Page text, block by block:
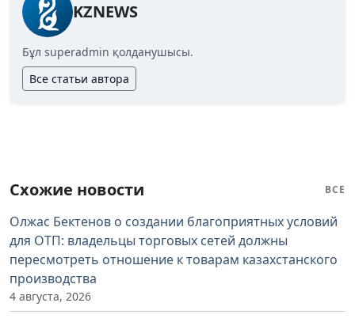
KZNEWS
Бұл superadmin қолданушысы.
Все статьи автора
Схожие новости ВСЕ
Олжас Бектенов о создании благоприятных условий
для ОТП: владельцы торговых сетей должны
пересмотреть отношение к товарам казахстанского
производства
4 августа, 2026